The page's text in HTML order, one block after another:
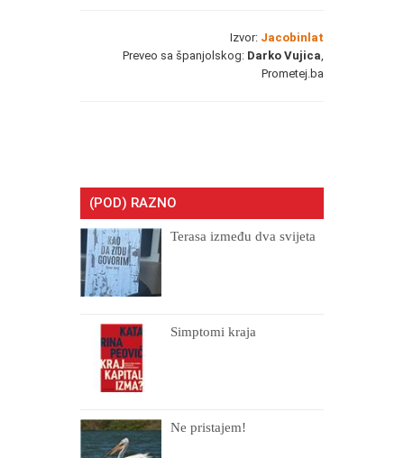
Izvor: Jacobinlat
Preveo sa španjolskog: Darko Vujica
Prometej.ba
(POD) RAZNO
Terasa između dva svijeta
Simptomi kraja
Ne pristajem!